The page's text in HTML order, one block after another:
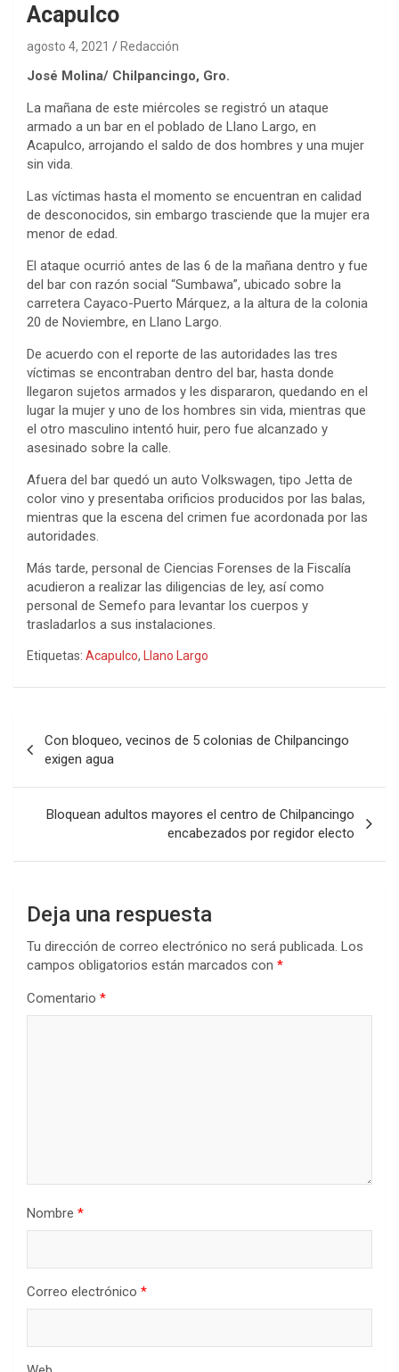
Acapulco
agosto 4, 2021 Redacción
José Molina/ Chilpancingo, Gro.
La mañana de este miércoles se registró un ataque
armado a un bar en el poblado de Llano Largo, en
Acapulco, arrojando el saldo de dos hombres y una mujer
sin vida.
Las víctimas hasta el momento se encuentran en calidad
de desconocidos, sin embargo trasciende que la mujer era
menor de edad.
El ataque ocurrió antes de las 6 de la mañana dentro y fue
del bar con razón social “Sumbawa”, ubicado sobre la
carretera Cayaco-Puerto Márquez, a la altura de la colonia
20 de Noviembre, en Llano Largo.
De acuerdo con el reporte de las autoridades las tres
víctimas se encontraban dentro del bar, hasta donde
llegaron sujetos armados y les dispararon, quedando en el
lugar la mujer y uno de los hombres sin vida, mientras que
el otro masculino intentó huir, pero fue alcanzado y
asesinado sobre la calle.
Afuera del bar quedó un auto Volkswagen, tipo Jetta de
color vino y presentaba orificios producidos por las balas,
mientras que la escena del crimen fue acordonada por las
autoridades.
Más tarde, personal de Ciencias Forenses de la Fiscalía
acudieron a realizar las diligencias de ley, así como
personal de Semefo para levantar los cuerpos y
trasladarlos a sus instalaciones.
Etiquetas: Acapulco, Llano Largo
de
entradas
Con bloqueo, vecinos de 5 colonias de Chilpancingo
exigen agua
Bloquean adultos mayores el centro de Chilpancingo
encabezados por regidor electo
Deja una respuesta
Tu dirección de correo electrónico no será publicada. Los
campos obligatorios están marcados con *
Comentario *
Nombre *
Correo electrónico *